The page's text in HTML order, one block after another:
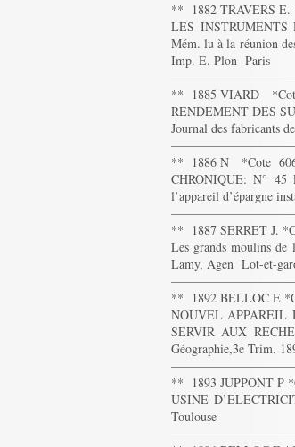
** 1882 TRAVERS
LES
Mém. lu à la réunion
Imp. E. Plon Paris
** 1885 VIARD
RENDEMENT DES
Journal des fabricants
** 1886 N *Cote
CHRONIQUE: N° 45
l’appareil d’épargne
** 1887 SERRET J.
Les grands moulins
Lamy, Agen Lot-et-
** 1892 BELLOC E
NOUVEL APPAREIL
SERVIR AUX
Géographie,3e Trim.
** 1893 JUPPONT P
USINE
Toulouse